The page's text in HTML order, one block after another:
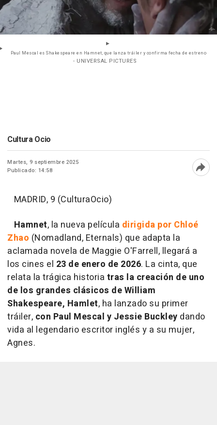
Paul Mescal es Shakespeare en Hamnet, que lanza tráiler y confirma fecha de estreno
- UNIVERSAL PICTURES
Cultura Ocio
Martes, 9 septiembre 2025
Publicado: 14:58
MADRID, 9 (CulturaOcio)
Hamnet, la nueva película dirigida por Chloé
Zhao (Nomadland, Eternals) que adapta la
aclamada novela de Maggie O'Farrell, llegará a
los cines el 23 de enero de 2026. La cinta, que
relata la trágica historia tras la creación de uno
de los grandes clásicos de William
Shakespeare, Hamlet, ha lanzado su primer
tráiler, con Paul Mescal y Jessie Buckley dando
vida al legendario escritor inglés y a su mujer,
Agnes.